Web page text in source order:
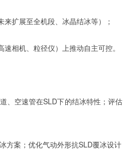
扩展至全机段、冰晶结冰等）；
相机、粒径仪）上推动自主可控。
、空速管在SLD下的结冰特性；评估
方案；优化气动外形抗SLD覆冰设计